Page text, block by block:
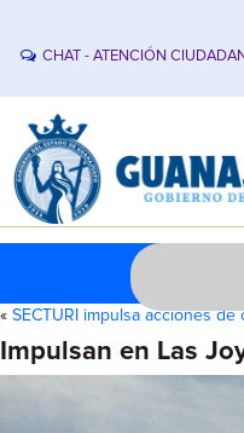
CHAT - ATENCIÓN
« SECTURI impulsa acciones
Impulsan en Las